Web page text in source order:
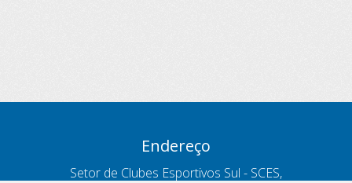
Endereço
Setor de Clubes Esportivos Sul - SCES,